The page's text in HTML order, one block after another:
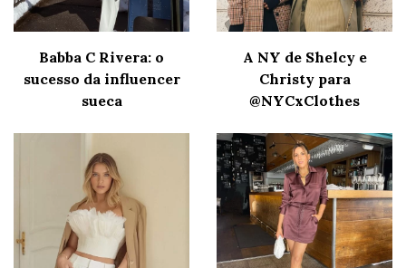
Babba C Rivera: o
sucesso da influencer
sueca
A NY de Shelcy e
Christy para
@NYCxClothes